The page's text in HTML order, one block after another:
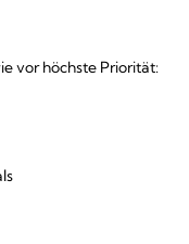
vor höchste Priorität: